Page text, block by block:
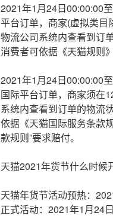
2021年1月24日00:00:00
平台订单，商家(虚拟类目
物流公司系统内查看到订
消费者可依据《天猫规则
2021年1月24日00:00:00
国际平台订单，商家须在
系统内查看到订单的物流
依据《天猫国际服务条款
款规则”要求赔付。
天猫2021年货节什么时候
天猫年货节活动预热：
正式活动：2021年1月24